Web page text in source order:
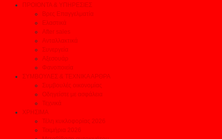
ΠΡΟΙΟΝΤΑ & ΥΠΗΡΕΣΙΕΣ
Βρες Επαγγελματία
Ελαστικά
After sales
Ανταλλακτικά
Συνεργεία
Αξεσουάρ
Φανοποιεία
ΣΥΜΒΟΥΛΕΣ & ΤΕΧΝΙΚΑ ΑΡΘΡΑ
Συμβουλές οικονομίας
Οδηγείστε με ασφάλεια
Τεχνικά
ΧΡΗΣΙΜΑ
Τέλη κυκλοφορίας 2026
Τεκμήρια 2026